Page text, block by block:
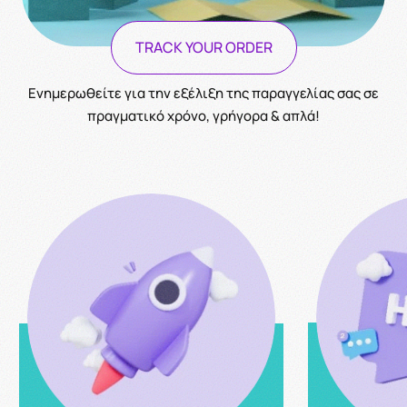
TRACK YOUR ORDER
Ενημερωθείτε για την εξέλιξη της παραγγελίας σας σε
πραγματικό χρόνο, γρήγορα & απλά!